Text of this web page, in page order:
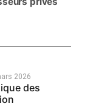
2026
des